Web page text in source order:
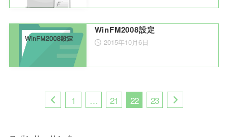
WinFM2008設定
2015年10月6日
1 … 21 22 23